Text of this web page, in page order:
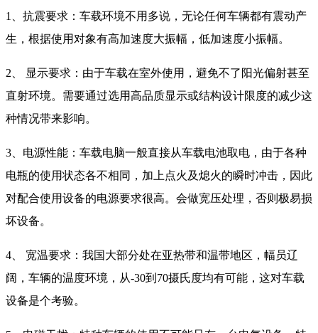
1、抗震要求：车载环境不用多说，无论任何车辆都有震动产
生，根据使用对象有高加速度大振幅，低加速度小振幅。
2、 显示要求：由于车载在室外使用，避免不了阳光偏射甚至
直射环境。需要通过选用高品质显示或结构设计限度的减少这
种情况带来影响。
3、电源性能：车载电脑一般直接从车载电池取电，由于各种
电瓶的使用状态各不相同，加上点火及熄火的瞬时冲击，因此
对配合使用设备的电源要求很高。会做宽压处理，否则极易损
坏设备。
4、 宽温要求：我国大部分处在亚热带和温带地区，幅员辽
阔，车辆的温度环境，从-30到70摄氏度均有可能，这对车载
设备是个考验。